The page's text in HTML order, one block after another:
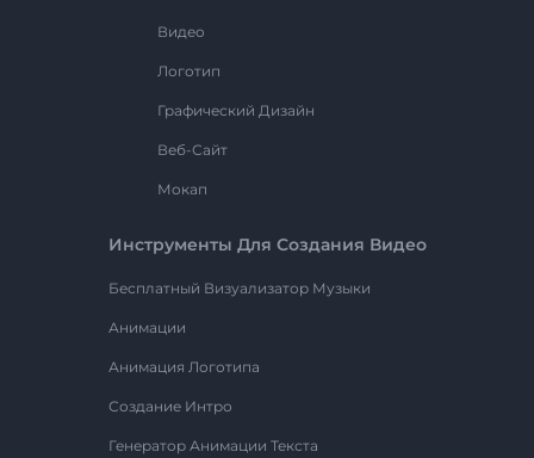
Видео
Логотип
Графический Дизайн
Веб-Сайт
Мокап
Инструменты Для Создания Видео
Бесплатный Визуализатор Музыки
Анимации
Анимация Логотипа
Создание Интро
Генератор Анимации Текста